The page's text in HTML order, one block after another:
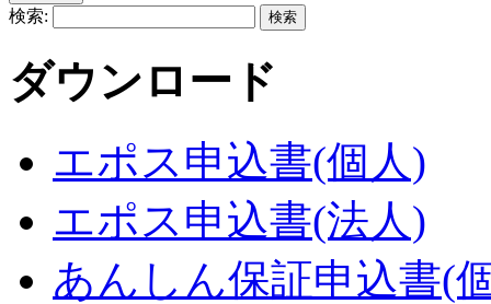
検索:
ダウンロード
エポス申込書(個人)
エポス申込書(法人)
あんしん保証申込書(